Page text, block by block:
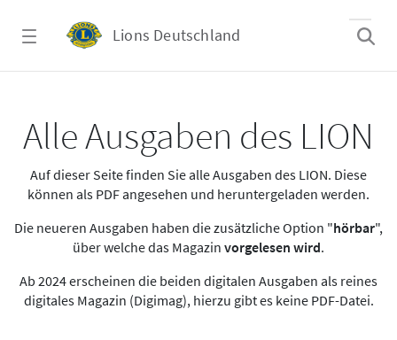
Lions Deutschland
Alle Ausgaben des LION
Auf dieser Seite finden Sie alle Ausgaben des LION. Diese
können als PDF angesehen und heruntergeladen werden.
Die neueren Ausgaben haben die zusätzliche Option "hörbar",
über welche das Magazin vorgelesen wird.
Ab 2024 erscheinen die beiden digitalen Ausgaben als reines
digitales Magazin (Digimag), hierzu gibt es keine PDF-Datei.